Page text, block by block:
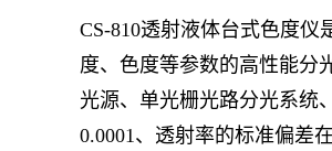
CS-810透射液体台式色度仪
度、色度等参数的高性能分
光源、单光栅光路分光系统、
0.0001 、透射率的标准偏差在